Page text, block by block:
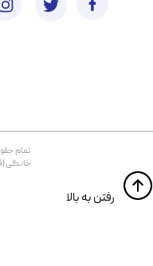
تمام
خانگی
​​رفتن به بالا